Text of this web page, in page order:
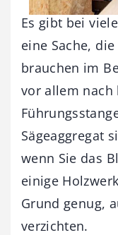
Es gibt bei
eine Sache,
brauchen im
vor ­allem nach
Sägeaggregat
wenn Sie das
einige
Grund genug,
verzichten.